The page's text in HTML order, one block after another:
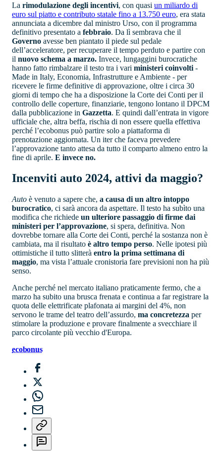
La rimodulazione degli incentivi, con quasi un miliardo di
euro sul piatto e contributo statale fino a 13.750 euro, era stata
annunciata a dicembre dal ministro Urso, con il programma
definitivo presentato a febbraio. Da lì sembrava che il
Governo avesse ben piantato il piede sul pedale
dell’acceleratore, per recuperare il tempo perduto e partire con
il nuovo schema a marzo. Invece, lungaggini burocratiche
hanno fatto rimbalzare il testo tra i vari ministeri coinvolti -
Made in Italy, Economia, Infrastrutture e Ambiente - per
ricevere le firme definitive di approvazione, oltre i circa 30
giorni di tempo che ha a disposizione la Corte dei Conti per il
controllo delle coperture, finanziarie, tengono lontano il DPCM
dalla pubblicazione in Gazzetta. E quindi dall’entrata in vigore
ufficiale che, altra beffa, rischia di non essere quella effettiva
perché l’ecobonus può partire solo a piattaforma di
prenotazione aggiornata. Un iter che faceva prevedere
l’approvazione tanto attesa da tutto il comparto almeno entro la
fine di aprile. E invece no.
Incenviti auto 2024, attivi da maggio?
Auto è venuto a sapere che, a causa di un altro intoppo
burocratico, ci sarà ancora da aspettare. Il testo ha subìto una
modifica che richiede un ulteriore passaggio di firme dai
ministeri per l’approvazione, si spera, definitiva. Non
dovrebbe tornare alla Corte dei Conti, perché la sostanza non è
cambiata, ma il risultato è altro tempo perso. Nelle ipotesi più
ottimistiche il tutto slitterà entro la prima settimana di
maggio, ma vista l’attuale cronistoria fare previsioni non ha più
senso.
Anche perché nel mercato italiano praticamente fermo, che a
marzo ha subito una brusca frenata e continua a far registrare la
quota delle elettrificate plafonata ai margini del 4%, non
servono le trame del teatro dell’assurdo, ma concretezza per
stimolare la produzione e provare finalmente a svecchiare il
parco circolante più vecchio d'Europa.
ecobonus